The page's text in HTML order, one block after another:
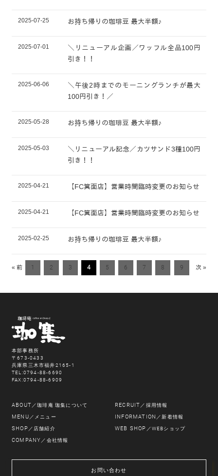
2025-07-25 お持ち帰りの珈琲豆 最大半額♪
2025-07-01
＼リニューアル企画／ワッフル全品100円
引き！！
2025-06-06
＼午後2時までのモーニングランチが最大
100円引き！／
2025-05-28 お持ち帰りの珈琲豆 最大半額♪
2025-05-03
＼リニューアル記念／カツサンド3種100円
引き！！
2025-04-21 【FC箕面店】営業時間臨時変更のお知らせ
2025-04-21 【FC箕面店】営業時間臨時変更のお知らせ
2025-02-25 お持ち帰りの珈琲豆 最大半額♪
« 前 1 2 3 4 5 6 7 8 9 次 »
本部事務所
〒673-0433
兵庫県三木市福井2165-1
TEL:0794-88-6690
FAX:0794-88-6909
ABOUT ／珈琲庵 珈集について RECRUIT ／採用情報
MENU ／メニュー INFORMATION ／新着情報
SHOP ／店舗紹介 WEB SHOP ／WEBショップ
COMPANY ／会社情報
お問い合わせ